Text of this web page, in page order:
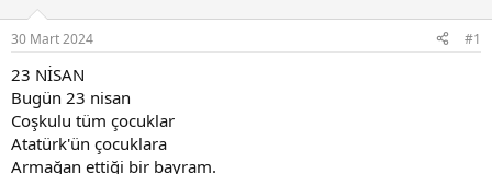
u
B
a
ş
a
t
a
n
ı
r
i
h
30 Mart 2024 #1
23 NİSAN
Bugün 23 nisan
Coşkulu tüm çocuklar
Atatürk'ün çocuklara
Armağan ettiği bir bayram.